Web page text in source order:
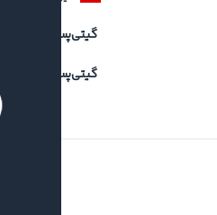
گیتی‌پسند
گیتی‌پسند